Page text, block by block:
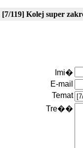
[7/119] Kolej super
Imi�
E-mail
Temat
Tre��